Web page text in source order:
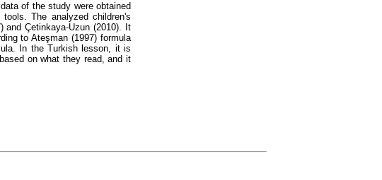
of the study were obtained
The analyzed children's
and Çetinkaya-Uzun (2010). It
to Ateşman (1997) formula
In the Turkish lesson, it is
on what they read, and it